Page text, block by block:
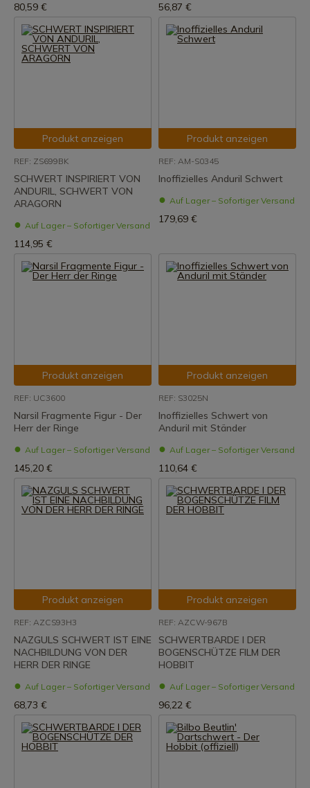
80,59 € 56,87 €
Produkt anzeigen
REF: ZS699BK
SCHWERT INSPIRIERT VON
ANDURIL, SCHWERT VON
ARAGORN
Auf Lager – Sofortiger Versand
114,95 €
Produkt anzeigen
REF: AM-S0345
Inoffizielles Anduril Schwert
Auf Lager – Sofortiger Versand
179,69 €
Produkt anzeigen
REF: UC3600
Narsil Fragmente Figur - Der
Herr der Ringe
Auf Lager – Sofortiger Versand
145,20 €
Produkt anzeigen
REF: S3025N
Inoffizielles Schwert von
Anduril mit Ständer
Auf Lager – Sofortiger Versand
110,64 €
Produkt anzeigen
REF: AZCS93H3
NAZGULS SCHWERT IST EINE
NACHBILDUNG VON DER
HERR DER RINGE
Auf Lager – Sofortiger Versand
68,73 €
Produkt anzeigen
REF: AZCW-967B
SCHWERTBARDE I DER
BOGENSCHÜTZE FILM DER
HOBBIT
Auf Lager – Sofortiger Versand
96,22 €